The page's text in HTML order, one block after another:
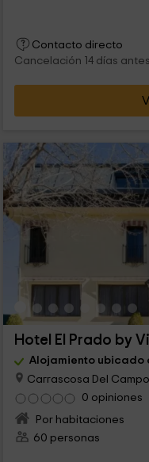
Contacto directo
Cancelación 14 días antes
Hotel El Prado by
Alojamiento ubicado
Carrascosa Del
0 opiniones
Por habitaciones
60 personas